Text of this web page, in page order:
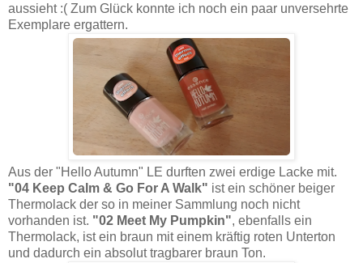
aussieht :( Zum Glück konnte ich noch ein paar unversehrte
Exemplare ergattern.
Aus der "Hello Autumn" LE durften zwei erdige Lacke mit.
"04 Keep Calm & Go For A Walk" ist ein schöner beiger
Thermolack der so in meiner Sammlung noch nicht
vorhanden ist. "02 Meet My Pumpkin", ebenfalls ein
Thermolack, ist ein braun mit einem kräftig roten Unterton
und dadurch ein absolut tragbarer braun Ton.